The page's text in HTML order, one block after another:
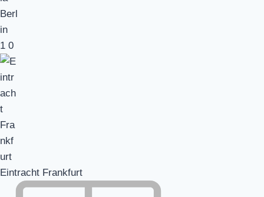
1 0
Eintracht Frankfurt